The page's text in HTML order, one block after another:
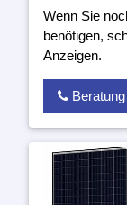
Wenn Sie
benötigen,
Anzeigen.
Beratung